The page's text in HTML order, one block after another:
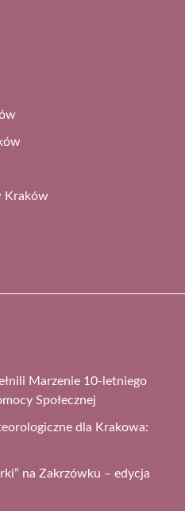
Kraków
Marzenie 10-letniego
Społecznej
dla Krakowa:
na Zakrzówku – edycja